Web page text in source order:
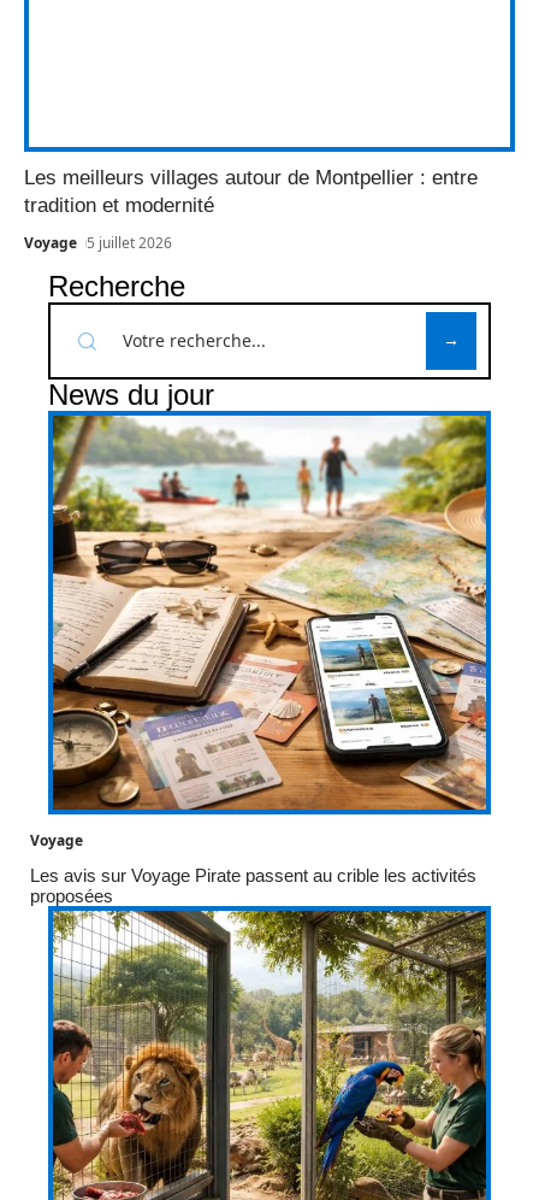
Les meilleurs villages autour de Montpellier : entre
tradition et modernité
Voyage 5 juillet 2026
Recherche
News du jour
Voyage
Les avis sur Voyage Pirate passent au crible les activités
proposées